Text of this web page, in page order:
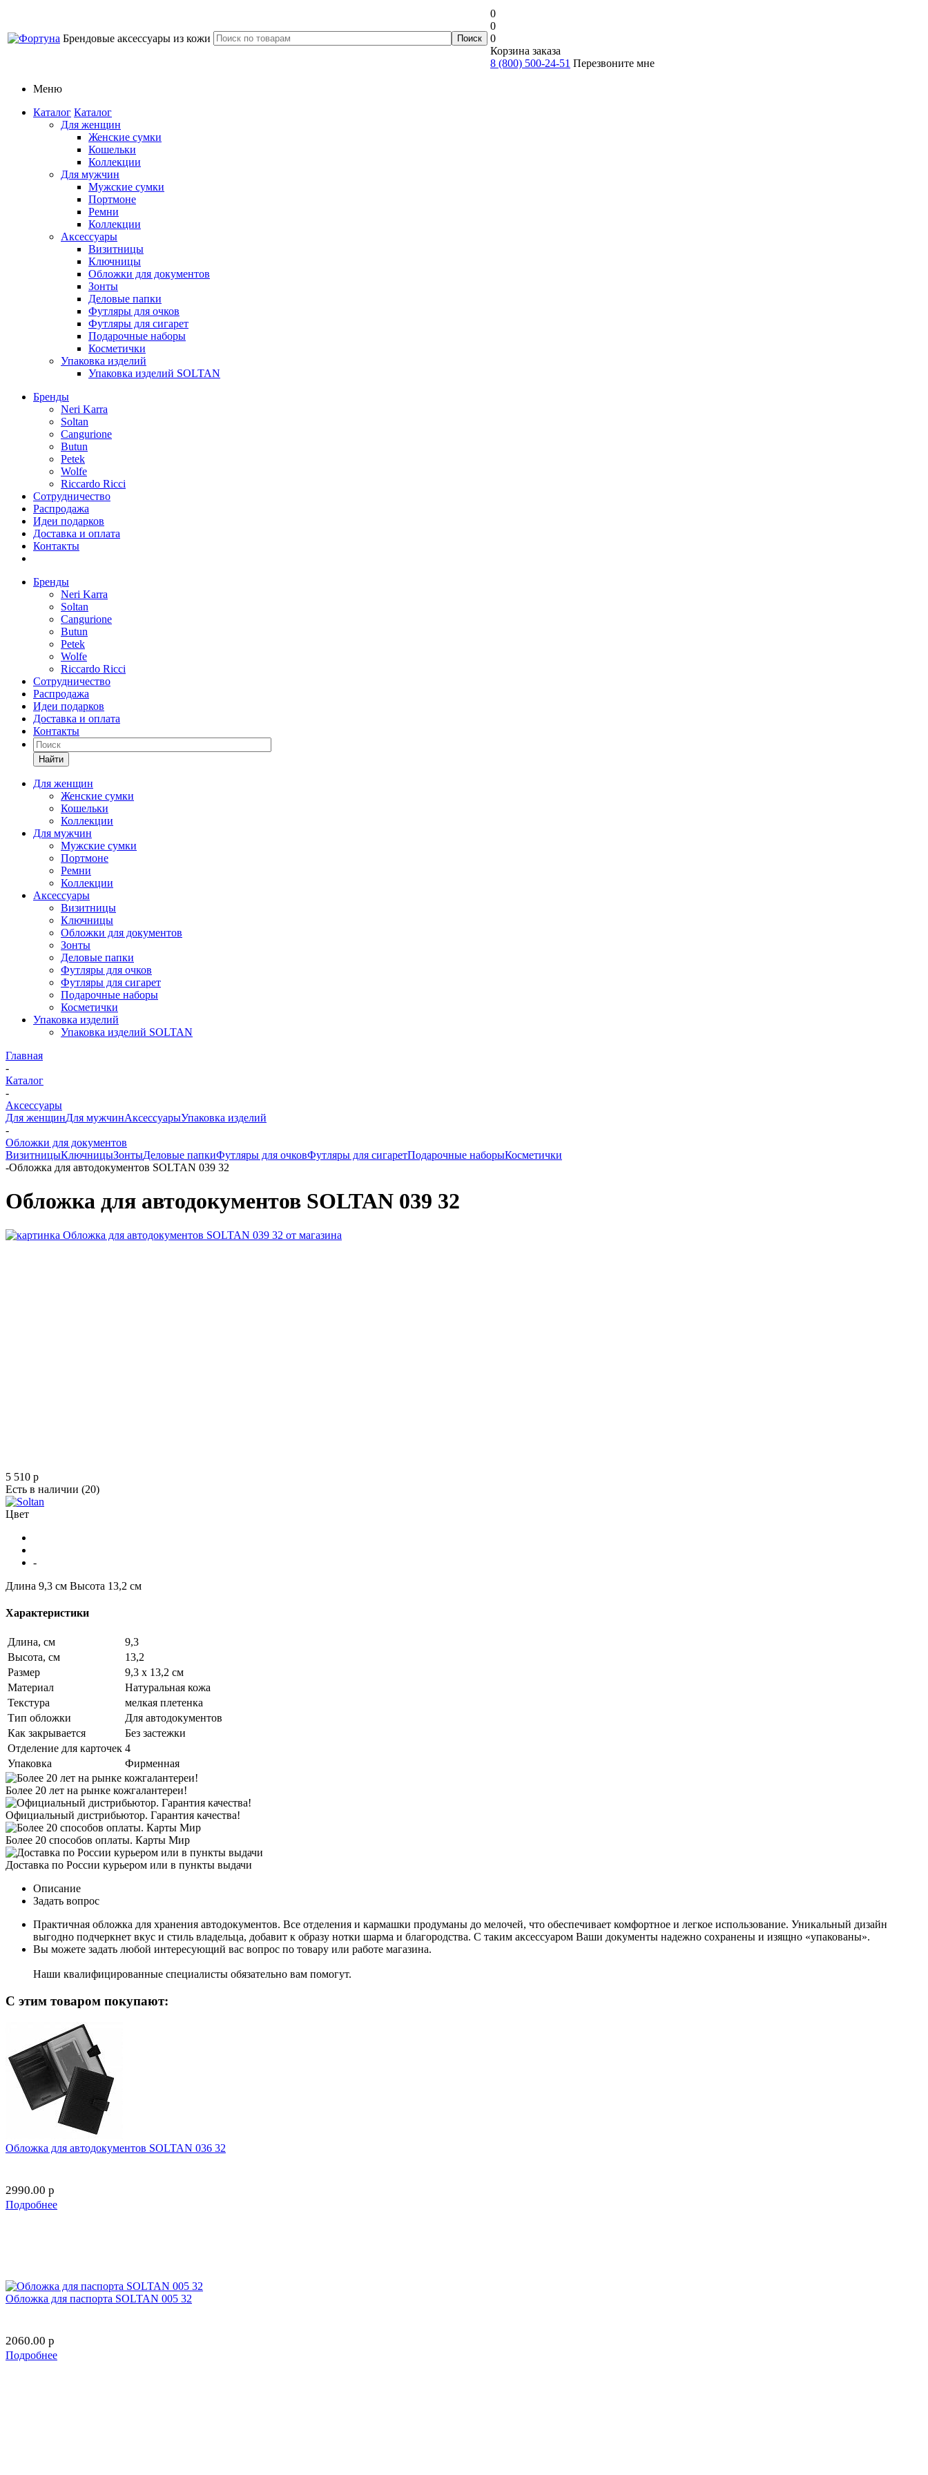
Брендовые аксессуары из кожи
0
0
0
Корзина заказа
8 (800) 500-24-51 Перезвоните мне
Меню
Каталог Каталог
Для женщин
Женские сумки
Кошельки
Коллекции
Для мужчин
Мужские сумки
Портмоне
Ремни
Коллекции
Аксессуары
Визитницы
Ключницы
Обложки для документов
Зонты
Деловые папки
Футляры для очков
Футляры для сигарет
Подарочные наборы
Косметички
Упаковка изделий
Упаковка изделий SOLTAN
Бренды
Neri Karra
Soltan
Cangurione
Butun
Petek
Wolfe
Riccardo Ricci
Сотрудничество
Распродажа
Идеи подарков
Доставка и оплата
Контакты
Бренды
Neri Karra
Soltan
Cangurione
Butun
Petek
Wolfe
Riccardo Ricci
Сотрудничество
Распродажа
Идеи подарков
Доставка и оплата
Контакты
Найти
Для женщин
Женские сумки
Кошельки
Коллекции
Для мужчин
Мужские сумки
Портмоне
Ремни
Коллекции
Аксессуары
Визитницы
Ключницы
Обложки для документов
Зонты
Деловые папки
Футляры для очков
Футляры для сигарет
Подарочные наборы
Косметички
Упаковка изделий
Упаковка изделий SOLTAN
Главная
-
Каталог
-
Аксессуары
Для женщинДля мужчинАксессуарыУпаковка изделий
-
Обложки для документов
ВизитницыКлючницыЗонтыДеловые папкиФутляры для очковФутляры для сигаретПодарочные наборыКосметички
-Обложка для автодокументов SOLTAN 039 32
Обложка для автодокументов SOLTAN 039 32
5 510 p
Есть в наличии (20)
Цвет
-
Длина 9,3 см Высота 13,2 см
Характеристики
Длина, см
9,3
Высота, см
13,2
Размер
9,3 х 13,2 см
Материал
Натуральная кожа
Текстура
мелкая плетенка
Тип обложки
Для автодокументов
Как закрывается
Без застежки
Отделение для карточек 4
Упаковка
Фирменная
Более 20 лет на рынке кожгалантереи!
Официальный дистрибьютор. Гарантия качества!
Более 20 способов оплаты. Карты Мир
Доставка по России курьером или в пункты выдачи
Описание
Задать вопрос
Практичная обложка для хранения автодокументов. Все отделения и кармашки продуманы до мелочей, что обеспечивает комфортное и легкое использование. Уникальный дизайн
выгодно подчеркнет вкус и стиль владельца, добавит к образу нотки шарма и благородства. С таким аксессуаром Ваши документы надежно сохранены и изящно «упакованы».
Вы можете задать любой интересующий вас вопрос по товару или работе магазина.
Наши квалифицированные специалисты обязательно вам помогут.
С этим товаром покупают:
Обложка для автодокументов SOLTAN 036 32
2990.00 p
Подробнее
Обложка для паспорта SOLTAN 005 32
2060.00 p
Подробнее